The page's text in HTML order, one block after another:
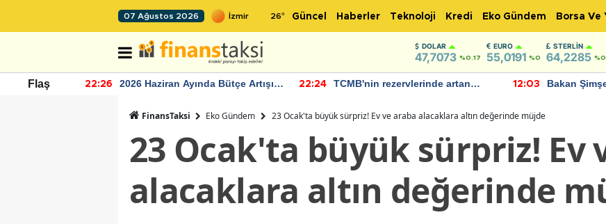
07 Ağustos 2026 26° Güncel Haberler Teknoloji Kredi Eko Gündem Borsa Ve
DOLAR
47,7073 %0.17
EURO
55,0191 %0
STERLIN
64,2285
Flaş 22:26
2026 Haziran Ayında Bütçe Artışı
22:24
TCMB'nin rezervlerinde artan
12:03
Bakan
FinansTaksi Eko Gündem 23 Ocak'ta büyük sürpriz! Ev ve araba alacaklara altın değerinde müjde
23 Ocak'ta büyük sürpriz! Ev
alacaklara altın değerinde